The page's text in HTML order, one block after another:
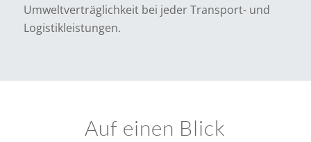
Umweltverträglichkeit bei jeder Transport- und
Logistikleistungen.
Auf einen Blick